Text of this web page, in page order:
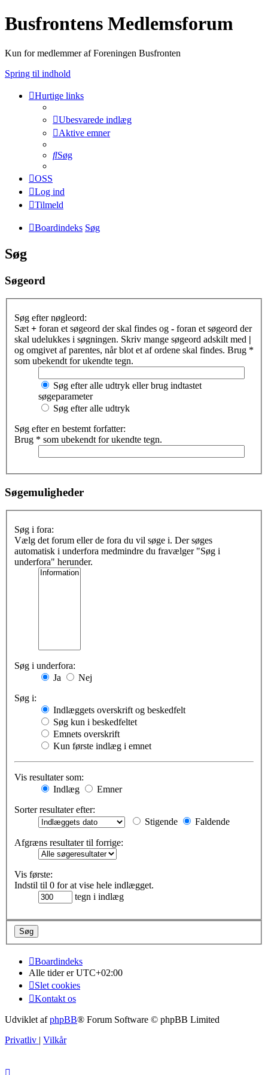
Busfrontens Medlemsforum
Kun for medlemmer af Foreningen Busfronten
Spring til indhold
Hurtige links
Ubesvarede indlæg
Aktive emner
Søg
OSS
Log ind
Tilmeld
Boardindeks Søg
Søg
Søgeord
Søg efter nøgleord:
Sæt + foran et søgeord der skal findes og - foran et søgeord der
skal udelukkes i søgningen. Skriv mange søgeord adskilt med |
og omgivet af parentes, når blot et af ordene skal findes. Brug *
som ubekendt for ukendte tegn.
Søg efter alle udtryk eller brug indtastet
søgeparameter
Søg efter alle udtryk
Søg efter en bestemt forfatter:
Brug * som ubekendt for ukendte tegn.
Søgemuligheder
Søg i fora:
Vælg det forum eller de fora du vil søge i. Der søges
automatisk i underfora medmindre du fravælger "Søg i
underfora" herunder.
Søg i underfora:
Ja
Nej
Søg i:
Indlæggets overskrift og beskedfelt
Søg kun i beskedfeltet
Emnets overskrift
Kun første indlæg i emnet
Vis resultater som:
Indlæg
Emner
Sorter resultater efter:
Stigende
Faldende
Afgræns resultater til forrige:
Vis første:
Indstil til 0 for at vise hele indlægget.
tegn i indlæg
Boardindeks
Alle tider erUTC+02:00
Slet cookies
Kontakt os
Udviklet afphpBB® Forum Software © phpBB Limited
Privatliv | Vilkår